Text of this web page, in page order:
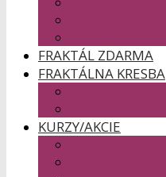
FRAKTÁL ZDARMA
FRAKTÁLNA KRESBA
KURZY/AKCIE